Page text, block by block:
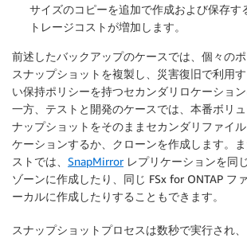
サイズのコピーを追加で作成および保存す
トレージコストが増加します。
前述したバックアップのケースでは、個々の
スナップショットを複製し、災害復旧で利用
い保持ポリシーを持つセカンダリロケーション
一方、テストと開発のケースでは、本番ボリ
ナップショットをそのままセカンダリファイ
ケーションするか、クローンを作成します。
ストでは、 SnapMirrorレプリケーションを同
ゾーンに作成したり、同じ FSx for ONTAP フ
ーカルに作成したりすることもできます。
スナップショットプロセスは数秒で実行され